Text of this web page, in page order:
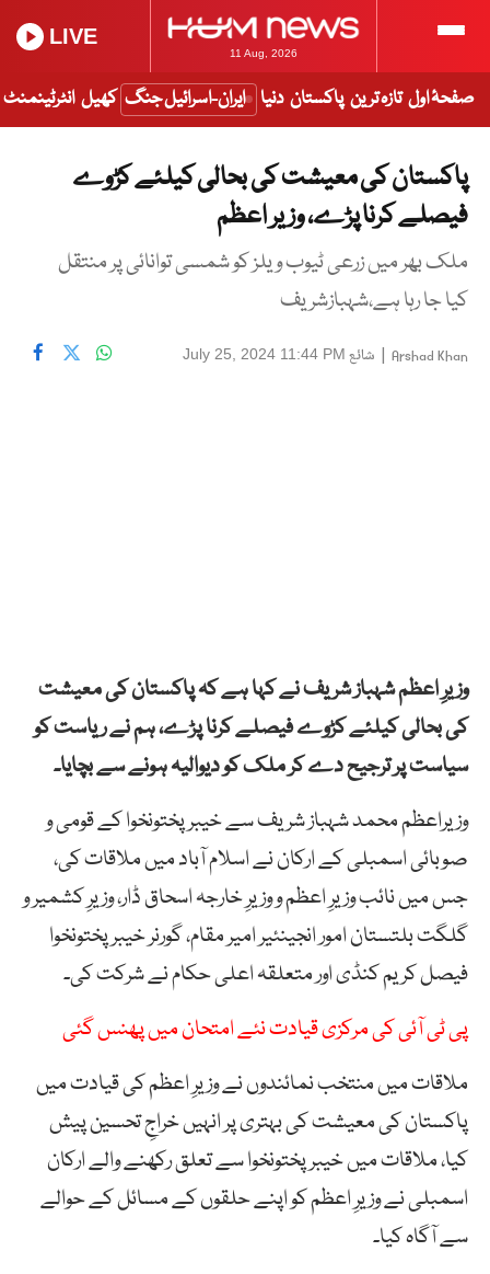
11 Aug, 2026
LIVE
صفحۂ اول تازہ ترین پاکستان دنیا ایران-اسرائیل جنگ کھیل انٹرٹینمنٹ
پاکستان کی معیشت کی بحالی کیلئے کڑوے
فیصلے کرنا پڑے، وزیر اعظم
ملک بھر میں زرعی ٹیوب ویلز کو شمسی توانائی پر منتقل
کیا جا رہا ہے،شہبازشریف
Arshad Khan
| شائع July 25, 2024 11:44 PM
وزیرِ اعظم شہباز شریف نے کہا ہے کہ پاکستان کی معیشت
کی بحالی کیلئے کڑوے فیصلے کرنا پڑے، ہم نے ریاست کو
سیاست پر ترجیح دے کر ملک کو دیوالیہ ہونے سے بچایا۔
وزیراعظم محمد شہباز شریف سے خیبر پختونخوا کے قومی و
صوبائی اسمبلی کے ارکان نے اسلام آباد میں ملاقات کی،
جس میں نائب وزیرِ اعظم و وزیرِ خارجہ اسحاق ڈار، وزیرِ کشمیر و
گلگت بلتستان امور انجینئیر امیر مقام، گورنر خیبر پختونخوا
فیصل کریم کنڈی اور متعلقہ اعلی حکام نے شرکت کی۔
پی ٹی آئی کی مرکزی قیادت نئے امتحان میں پھنس گئی
ملاقات میں منتخب نمائندوں نے وزیرِ اعظم کی قیادت میں
پاکستان کی معیشت کی بہتری پر انہیں خراجِ تحسین پیش
کیا، ملاقات میں خیبر پختونخوا سے تعلق رکھنے والے ارکان
اسمبلی نے وزیرِ اعظم کو اپنے حلقوں کے مسائل کے حوالے
سے آگاہ کیا۔